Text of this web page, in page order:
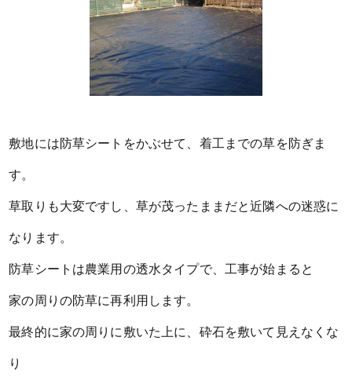
敷地には防草シートをかぶせて、着工までの草を防ぎま
す。
草取りも大変ですし、草が茂ったままだと近隣への迷惑に
なります。
防草シートは農業用の透水タイプで、工事が始まると
家の周りの防草に再利用します。
最終的に家の周りに敷いた上に、砕石を敷いて見えなくな
り